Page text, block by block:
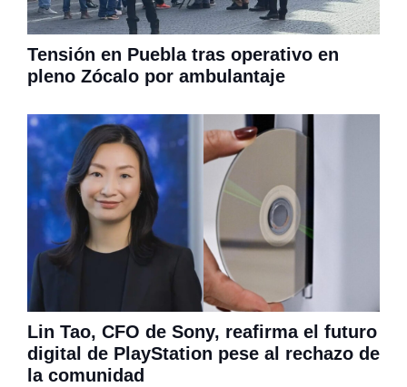
Tensión en Puebla tras operativo en
pleno Zócalo por ambulantaje
Lin Tao, CFO de Sony, reafirma el futuro
digital de PlayStation pese al rechazo de
la comunidad